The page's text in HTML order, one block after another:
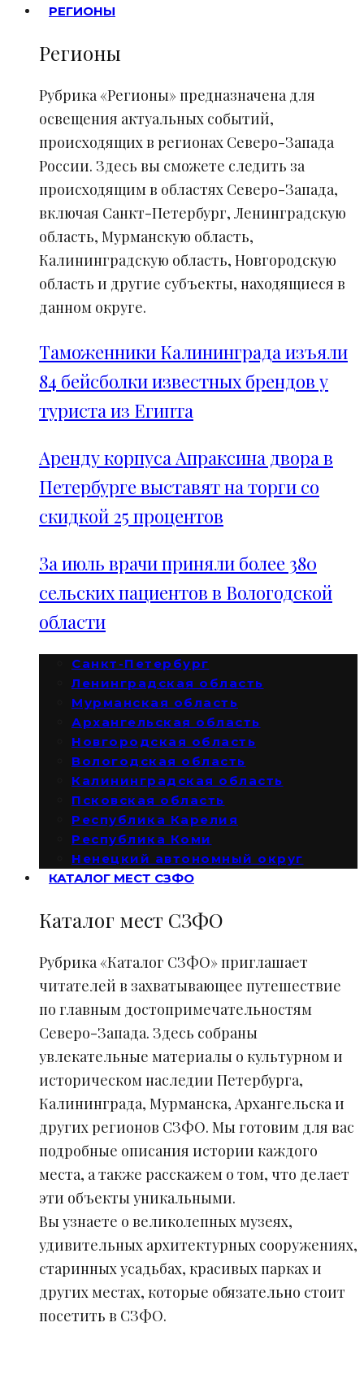
РЕГИОНЫ
Регионы
Рубрика «Регионы» предназначена для
освещения актуальных событий,
происходящих в регионах Северо-Запада
России. Здесь вы сможете следить за
происходящим в областях Северо-Запада,
включая Санкт-Петербург, Ленинградскую
область, Мурманскую область,
Калининградскую область, Новгородскую
область и другие субъекты, находящиеся в
данном округе.
Таможенники Калининграда изъяли
84 бейсболки известных брендов у
туриста из Египта
Аренду корпуса Апраксина двора в
Петербурге выставят на торги со
скидкой 25 процентов
За июль врачи приняли более 380
сельских пациентов в Вологодской
области
Санкт-Петербург
Ленинградская область
Мурманская область
Архангельская область
Новгородская область
Вологодская область
Калининградская область
Псковская область
Республика Карелия
Республика Коми
Ненецкий автономный округ
КАТАЛОГ МЕСТ СЗФО
Каталог мест СЗФО
Рубрика «Каталог СЗФО» приглашает
читателей в захватывающее путешествие
по главным достопримечательностям
Северо-Запада. Здесь собраны
увлекательные материалы о культурном и
историческом наследии Петербурга,
Калининграда, Мурманска, Архангельска и
других регионов СЗФО. Мы готовим для вас
подробные описания истории каждого
места, а также расскажем о том, что делает
эти объекты уникальными.
Вы узнаете о великолепных музеях,
удивительных архитектурных сооружениях,
старинных усадьбах, красивых парках и
других местах, которые обязательно стоит
посетить в СЗФО.